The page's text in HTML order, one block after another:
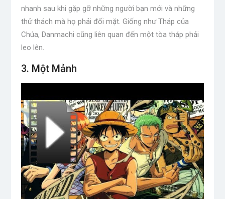
nhanh sau khi gặp gỡ những người bạn mới và những
thử thách mà họ phải đối mặt. Giống như Tháp của
Chúa, Danmachi cũng liên quan đến một tòa tháp phải
leo lên.
3. Một Mảnh